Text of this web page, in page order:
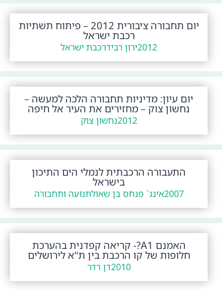
יום תחבורה ציבורית 2012 – פיתוח תשתיות
רכבת ישראל
2012ירון רבידרכבת ישראל
יום עיון: מדיניות תחבורה הלכה למעשה –
נחשון צוק – מחזירים את העיר אל חיפה
2012נחשון צוק
התעבורה הרכבתית לנמלי הים התיכון
בישראל
2007אינג` פנחס בן שאולתנועה ותחבורה
האמנם A1?- קריאה קפדנית בהערכת
חלופות של קו הרכבת בין ת"א לירושלים
2010דן רדר